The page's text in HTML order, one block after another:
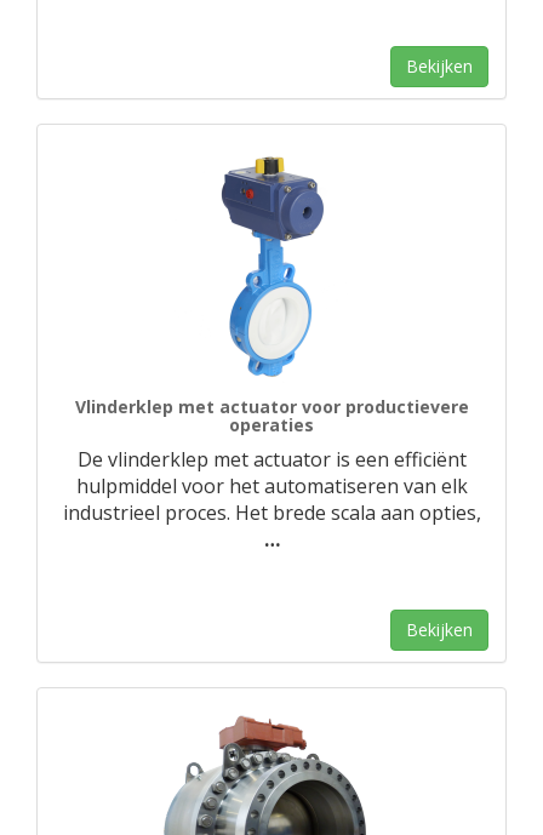
Bekijken
Vlinderklep met actuator voor productievere
operaties
De vlinderklep met actuator is een efficiënt
hulpmiddel voor het automatiseren van elk
industrieel proces. Het brede scala aan opties,
…
Bekijken